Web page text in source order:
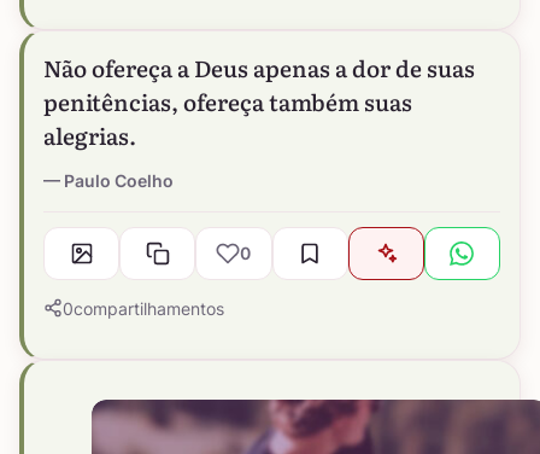
Não ofereça a Deus apenas a dor de suas
penitências, ofereça também suas
alegrias.
Paulo Coelho
0
0compartilhamentos